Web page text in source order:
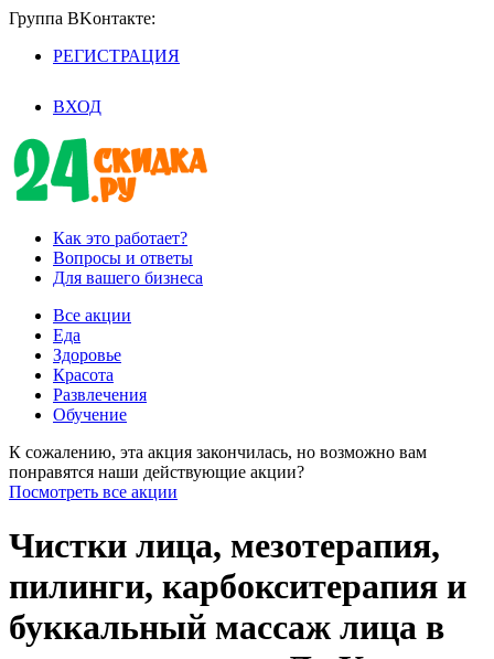
Группа BKoнтaктe:
РЕГИСТРАЦИЯ
ВХОД
Как это работает?
Вопросы и ответы
Для вашего бизнеса
Все акции
Еда
Здоровье
Красота
Развлечения
Обучение
К сожалению, эта акция закончилась, но возможно вам
понравятся наши действующие акции?
Посмотреть все акции
Чистки лица, мезотерапия,
пилинги, карбокситерапия и
буккальный массаж лица в